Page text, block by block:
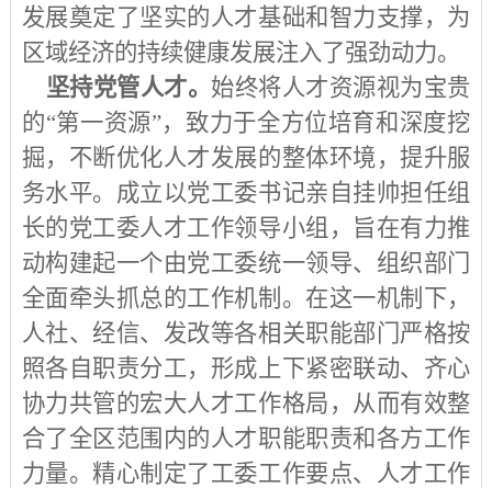
发展奠定了坚实的人才基础和智力支撑，为
区域经济的持续健康发展注入了强劲动力。
坚持党管人才。 始终将人才资源视为宝贵
的“第一资源”，致力于全方位培育和深度挖
掘，不断优化人才发展的整体环境，提升服
务水平。成立以党工委书记亲自挂帅担任组
长的党工委人才工作领导小组，旨在有力推
动构建起一个由党工委统一领导、组织部门
全面牵头抓总的工作机制。在这一机制下，
人社、经信、发改等各相关职能部门严格按
照各自职责分工，形成上下紧密联动、齐心
协力共管的宏大人才工作格局，从而有效整
合了全区范围内的人才职能职责和各方工作
力量。精心制定了工委工作要点、人才工作